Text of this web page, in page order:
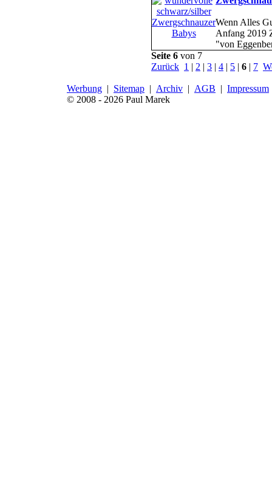
Wenn Alles
Anfang 2019
"von
Seite 6 von 7
Zurück 1 | 2 | 3 | 4 | 5 | 6 | 7
Werbung | Sitemap | Archiv | AGB | Impressum
© 2008 - 2026 Paul Marek